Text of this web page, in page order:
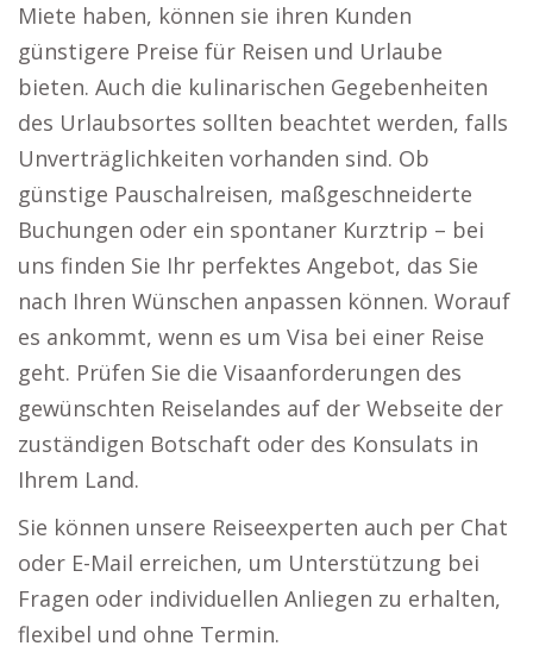
Miete haben, können sie ihren Kunden
günstigere Preise für Reisen und Urlaube
bieten. Auch die kulinarischen Gegebenheiten
des Urlaubsortes sollten beachtet werden, falls
Unverträglichkeiten vorhanden sind. Ob
günstige Pauschalreisen, maßgeschneiderte
Buchungen oder ein spontaner Kurztrip – bei
uns finden Sie Ihr perfektes Angebot, das Sie
nach Ihren Wünschen anpassen können. Worauf
es ankommt, wenn es um Visa bei einer Reise
geht. Prüfen Sie die Visaanforderungen des
gewünschten Reiselandes auf der Webseite der
zuständigen Botschaft oder des Konsulats in
Ihrem Land.
Sie können unsere Reiseexperten auch per Chat
oder E-Mail erreichen, um Unterstützung bei
Fragen oder individuellen Anliegen zu erhalten,
flexibel und ohne Termin.